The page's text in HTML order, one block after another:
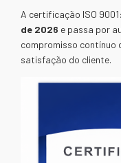
A certificação ISO
de 2026 e passa por
compromisso contínuo
satisfação do cliente.